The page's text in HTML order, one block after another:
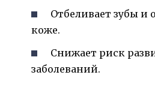
Отбеливает зубы и
коже.
Снижает риск
заболеваний.